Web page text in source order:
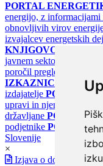
PORTAL
energijo, z
obnovljivih virov
izvajalcev energetskih
KNJIGOVODSTVO
javnem sektorju
poročil pregledov
IZKAZNICE
Register
izdajatelje PORTAL
upravi in njenih storitvah
državljane PORTAL
podjetnike PORTAL
Slovenije
×
Izjava o dostopnosti